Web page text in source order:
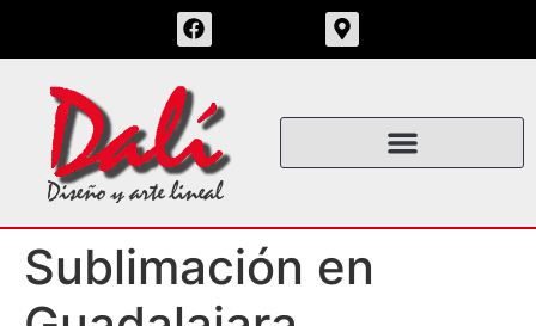
Sublimación en